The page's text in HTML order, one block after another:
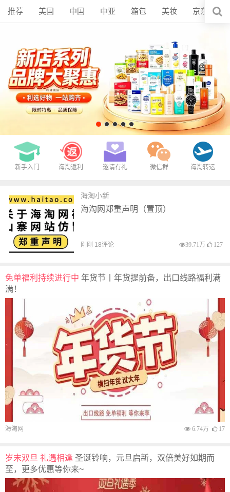
推荐 美国 中国 中亚 箱包 美妆 京东
新手入门 海淘返利 邀请有礼 微信群 海淘转运
海淘小新
海淘网郑重声明（置顶）
刚刚 18评论 39.71万 127
免单福利持续进行中 年货节丨年货提前备，出口线路福利满
满！
海淘网 6.74万 17
岁末双旦 礼遇相逢 圣诞铃响，元旦启新，双倍美好如期而
至，更多优惠等你来~